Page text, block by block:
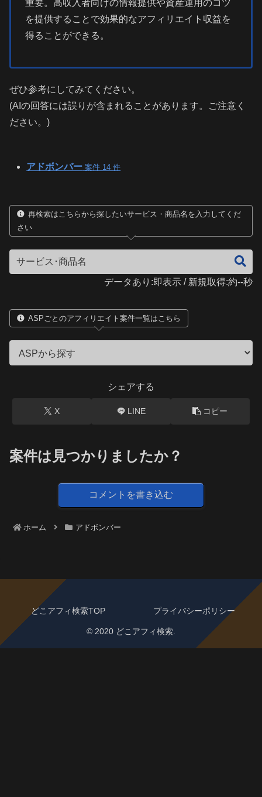
重要。高収入者向けの情報提供や資産運用のコツ
を提供することで効果的なアフィリエイト収益を
得ることができる。
ぜひ参考にしてみてください。
(AIの回答には誤りが含まれることがあります。ご注意く
ださい。)
アドボンバー 案件 14 件
再検索はこちらから探したいサービス・商品名を入力してくだ
さい
データあり:即表示 / 新規取得:約--秒
ASPごとのアフィリエイト案件一覧はこちら
シェアする
X LINE コピー
案件は見つかりましたか？
コメントを書き込む
ホーム アドボンバー
どこアフィ検索TOP プライバシーポリシー
© 2020 どこアフィ検索.